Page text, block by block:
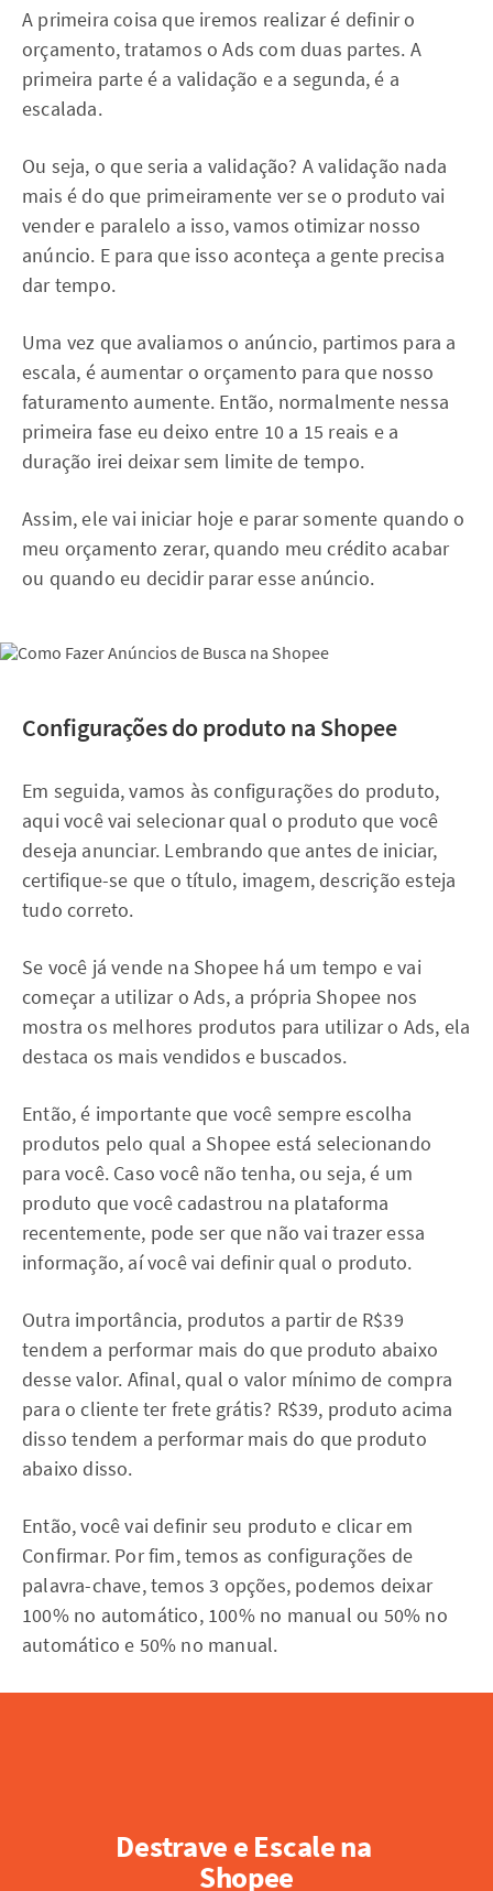
A primeira coisa que iremos realizar é definir o
orçamento, tratamos o Ads com duas partes. A
primeira parte é a validação e a segunda, é a
escalada.
Ou seja, o que seria a validação? A validação nada
mais é do que primeiramente ver se o produto vai
vender e paralelo a isso, vamos otimizar nosso
anúncio. E para que isso aconteça a gente precisa
dar tempo.
Uma vez que avaliamos o anúncio, partimos para a
escala, é aumentar o orçamento para que nosso
faturamento aumente. Então, normalmente nessa
primeira fase eu deixo entre 10 a 15 reais e a
duração irei deixar sem limite de tempo.
Assim, ele vai iniciar hoje e parar somente quando o
meu orçamento zerar, quando meu crédito acabar
ou quando eu decidir parar esse anúncio.
Configurações do produto na Shopee
Em seguida, vamos às configurações do produto,
aqui você vai selecionar qual o produto que você
deseja anunciar. Lembrando que antes de iniciar,
certifique-se que o título, imagem, descrição esteja
tudo correto.
Se você já vende na Shopee há um tempo e vai
começar a utilizar o Ads, a própria Shopee nos
mostra os melhores produtos para utilizar o Ads, ela
destaca os mais vendidos e buscados.
Então, é importante que você sempre escolha
produtos pelo qual a Shopee está selecionando
para você. Caso você não tenha, ou seja, é um
produto que você cadastrou na plataforma
recentemente, pode ser que não vai trazer essa
informação, aí você vai definir qual o produto.
Outra importância, produtos a partir de R$39
tendem a performar mais do que produto abaixo
desse valor. Afinal, qual o valor mínimo de compra
para o cliente ter frete grátis? R$39, produto acima
disso tendem a performar mais do que produto
abaixo disso.
Então, você vai definir seu produto e clicar em
Confirmar. Por fim, temos as configurações de
palavra-chave, temos 3 opções, podemos deixar
100% no automático, 100% no manual ou 50% no
automático e 50% no manual.
Destrave e Escale na
Shopee